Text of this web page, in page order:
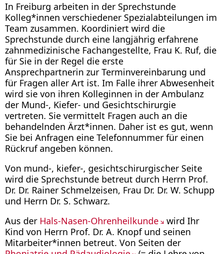
Hier Spenden
In Freiburg arbeiten in der Sprechstunde
Kolleg*innen verschiedener Spezialabteilungen im
Team zusammen. Koordiniert wird die
Sprechstunde durch eine langjährig erfahrene
zahnmedizinische Fachangestellte, Frau K. Ruf, die
für Sie in der Regel die erste
Ansprechpartnerin zur Terminvereinbarung und
für Fragen aller Art ist. Im Falle ihrer Abwesenheit
wird sie von ihren Kolleginnen in der Ambulanz
der Mund-, Kiefer- und Gesichtschirurgie
vertreten. Sie vermittelt Fragen auch an die
behandelnden Ärzt*innen. Daher ist es gut, wenn
Sie bei Anfragen eine Telefonnummer für einen
Rückruf angeben können.
Von mund-, kiefer-, gesichtschirurgischer Seite
wird die Sprechstunde betreut durch Herrn Prof.
Dr. Dr. Rainer Schmelzeisen, Frau Dr. Dr. W. Schupp
und Herrn Dr. S. Schwarz.
Aus der Hals-Nasen-Ohrenheilkunde
wird Ihr
Kind von Herrn Prof. Dr. A. Knopf und seinen
Mitarbeiter*innen betreut. Von Seiten der